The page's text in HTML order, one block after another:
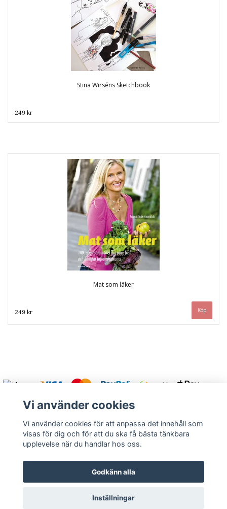
Stina Wirséns Sketchbook
249 kr
Mat som läker
249 kr
Varmt välkommen att kontakta oss.
© Copyright 2026 Rutströms bokhandel
Vi använder cookies
Vi använder cookies för att anpassa det innehåll som
visas för dig och för att du ska få bästa tänkbara
upplevelse när du handlar hos oss.
Godkänn alla
Inställningar